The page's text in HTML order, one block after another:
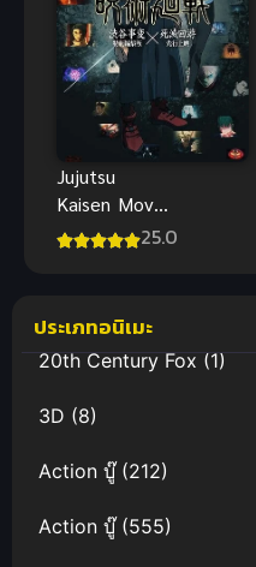
Jujutsu
Kaisen Movie
Execution25.0
ประเภทอนิเมะ
20th Century Fox(1)
3D (8)
Action บู๊(212)
Action บู๊(555)